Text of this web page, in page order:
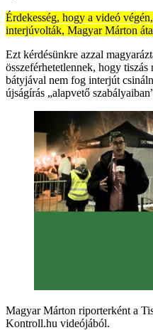
Érdekesség, hogy a videó
interjúvolták, Magyar Márton
Ezt kérdésünkre azzal
összeférhetetlennek, hogy
bátyjával nem fog interjút
újságírás „alapvető
Magyar Márton riporterként a
Kontroll.hu videójából.